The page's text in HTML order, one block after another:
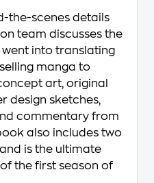
the-scenes details
team discusses the
into translating
manga to
art, original
design sketches,
commentary from
also includes two
is the ultimate
the first season of